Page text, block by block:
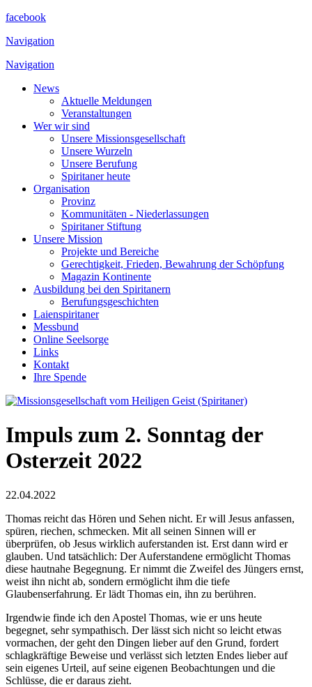
facebook
Navigation
Navigation
News
Aktuelle Meldungen
Veranstaltungen
Wer wir sind
Unsere Missionsgesellschaft
Unsere Wurzeln
Unsere Berufung
Spiritaner heute
Organisation
Provinz
Kommunitäten - Niederlassungen
Spiritaner Stiftung
Unsere Mission
Projekte und Bereiche
Gerechtigkeit, Frieden, Bewahrung der Schöpfung
Magazin Kontinente
Ausbildung bei den Spiritanern
Berufungsgeschichten
Laienspiritaner
Messbund
Online Seelsorge
Links
Kontakt
Ihre Spende
Impuls zum 2. Sonntag der
Osterzeit 2022
22.04.2022
Thomas reicht das Hören und Sehen nicht. Er will Jesus anfassen,
spüren, riechen, schmecken. Mit all seinen Sinnen will er
überprüfen, ob Jesus wirklich auferstanden ist. Erst dann wird er
glauben. Und tatsächlich: Der Auferstandene ermöglicht Thomas
diese hautnahe Begegnung. Er nimmt die Zweifel des Jüngers ernst,
weist ihn nicht ab, sondern ermöglicht ihm die tiefe
Glaubenserfahrung. Er lädt Thomas ein, ihn zu berühren.
Irgendwie finde ich den Apostel Thomas, wie er uns heute
begegnet, sehr sympathisch. Der lässt sich nicht so leicht etwas
vormachen, der geht den Dingen lieber auf den Grund, fordert
schlagkräftige Beweise und verlässt sich letzten Endes lieber auf
sein eigenes Urteil, auf seine eigenen Beobachtungen und die
Schlüsse, die er daraus zieht.